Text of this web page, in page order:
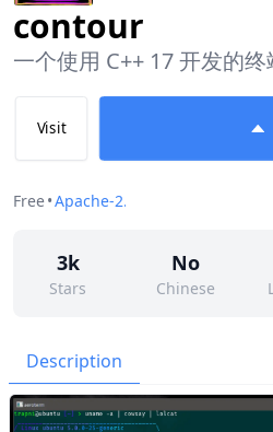
contour
一个使用 C++ 17 开发的
Visit
Free•Apache-2.0
3k
Stars
No
Chinese
Contributors
143
Forks
Apache-2.0
License
Description